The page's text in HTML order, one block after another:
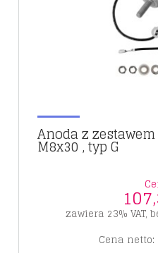
Anoda z
M8x30 , typ G
zawiera 23% VAT,
Cena netto: